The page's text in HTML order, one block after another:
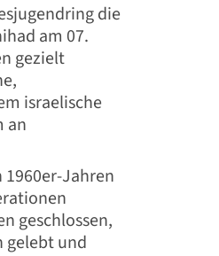
die
am 07.
gezielt
israelische
an
Jahren
geschlossen,
gelebt und